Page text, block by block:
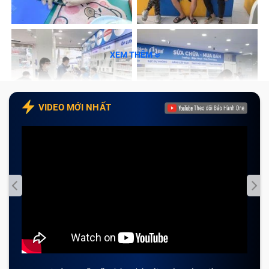
Đầu tiên, chúng ta hãy tìm hiểu chi tiết làm sao để
tra.
XEM THÊM
VIDEO MỚI NHẤT